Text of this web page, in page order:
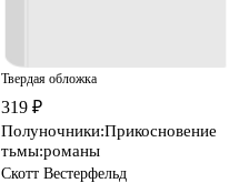
Твердая обложка
319 ₽
Полуночники:Прикосновение
тьмы:романы
Скотт Вестерфельд